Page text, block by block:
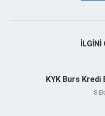
KYK Burs Kredi
8